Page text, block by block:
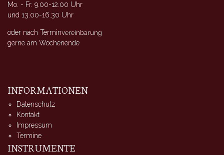
Mo. - Fr. 9.00-12.00 Uhr
und 13.00-16.30 Uhr
oder nach Terminvereinbarung
gerne am Wochenende
INFORMATIONEN
Datenschutz
Kontakt
Impressum
Termine
INSTRUMENTE